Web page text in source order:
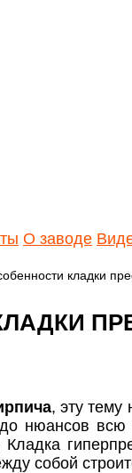
О заводе
кладки
, эту тему
нюансов всю
собой